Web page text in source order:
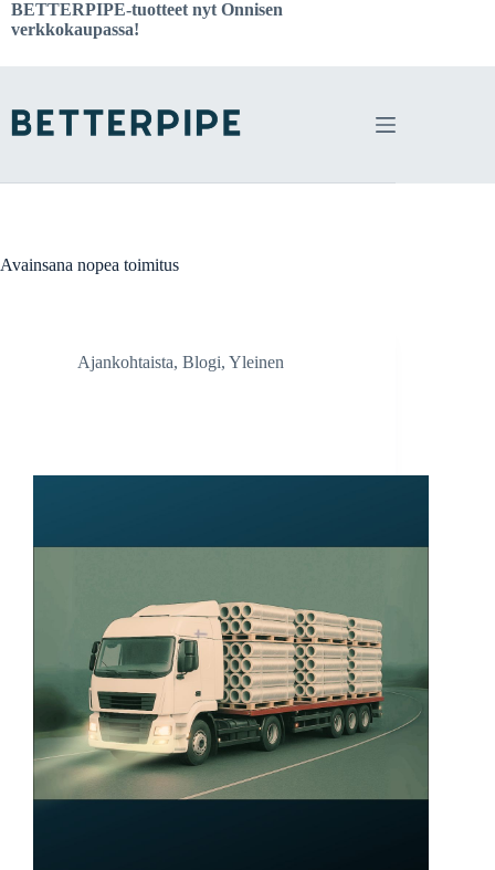
Skip
to
BETTERPIPE-tuotteet nyt Onnisen
verkkokaupassa!
Avainsana nopea toimitus
Ajankohtaista, Blogi, Yleinen